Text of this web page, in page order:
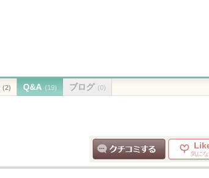
(2) Q&A (19) ブログ (0)
クチコミする
気に